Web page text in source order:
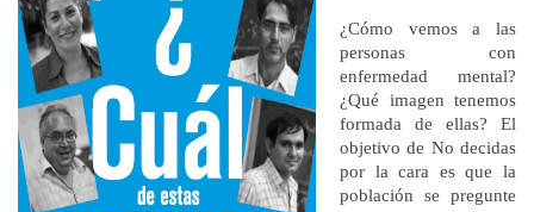
¿Cómo vemos a las
personas con
enfermedad mental?
¿Qué imagen tenemos
formada de ellas? El
objetivo de No decidas
por la cara es que la
población se pregunte